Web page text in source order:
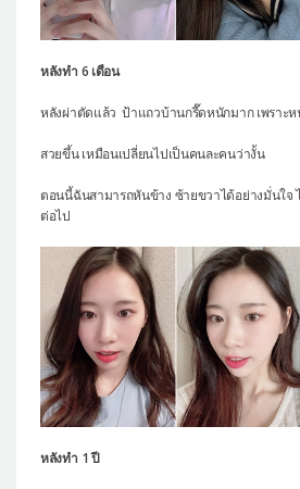
หลังทำ 6 เดือน
หลังผ่าตัดแล้ว ป้าแถวบ้านกรี๊ดหนักมาก เพราะห
สวยขึ้น เหมือนเปลี่ยนไปเป็นคนละคนว่างั้น
ตอนนี้ฉันสามารถหันข้าง ซ้ายขวาได้อย่างมั่นใ
ต่อไป
หลังทำ 1 ปี